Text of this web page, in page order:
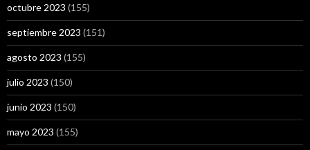
octubre 2023 (155)
septiembre 2023 (151)
agosto 2023 (155)
julio 2023 (150)
junio 2023 (150)
mayo 2023 (155)